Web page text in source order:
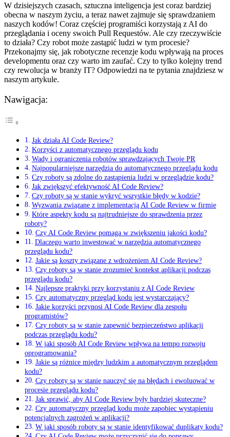
W⁢ dzisiejszych czasach, sztuczna inteligencja jest coraz bardziej
obecna w naszym życiu, a teraz nawet zajmuje się sprawdzaniem
naszych kodów! Coraz częściej programiści korzystają z AI ‌do
przeglądania i ⁢oceny ⁢swoich Pull Requestów. Ale czy rzeczywiście
to działa?‍ Czy robot ​może zastąpić ludzi w tym procesie?
Przekonajmy się, ‍jak robotyczne ‌recenzje kodu wpływają ‍na proces
developmentu oraz czy warto ‍im zaufać. Czy to tylko kolejny trend
czy rewolucja w⁣ branży IT? Odpowiedzi‌ na te ‍pytania znajdziesz w
naszym artykule.
Nawigacja:
Jak ⁣działa AI Code Review?
Korzyści z automatycznego przeglądu kodu
Wady i ograniczenia robotów sprawdzających Twoje PR
Najpopularniejsze⁤ narzędzia do automatycznego ⁤przeglądu kodu
Czy roboty są zdolne ⁣do zastąpienia ludzi w przeglądzie kodu?
Jak zwiększyć efektywność AI Code Review?
Czy roboty są w‌ stanie wykryć wszystkie błędy w kodzie?
Wyzwania związane z implementacją⁤ AI ⁣Code Review w firmie
Które aspekty kodu są najtrudniejsze do sprawdzenia przez
roboty?
Czy AI Code Review pomaga‌ w zwiększeniu jakości kodu?
Dlaczego warto inwestować w narzędzia automatycznego
przeglądu kodu?
Jakie są koszty związane z wdrożeniem AI Code Review?
Czy roboty są⁤ w stanie ‍zrozumieć kontekst aplikacji podczas
przeglądu kodu?
Najlepsze praktyki ⁣przy korzystaniu z⁤ AI Code Review
Czy automatyczny przegląd kodu⁢ jest wystarczający?
Jakie korzyści przynosi AI Code Review‍ dla zespołu
programistów?
Czy roboty ⁤są w stanie zapewnić bezpieczeństwo ⁤aplikacji
podczas przeglądu​ kodu?
W jaki sposób AI Code Review wpływa na tempo⁣ rozwoju
oprogramowania?
Jakie są różnice między ludzkim a automatycznym ⁣przeglądem
kodu?
Czy roboty są w stanie nauczyć się na błędach i ewoluować w​
procesie przeglądu kodu?
Jak⁣ sprawić, ‍aby AI Code​ Review były bardziej skuteczne?
Czy automatyczny przegląd kodu może zapobiec wystąpieniu
potencjalnych zagrożeń w aplikacji?
W jaki sposób roboty są w stanie identyfikować duplikaty kodu?